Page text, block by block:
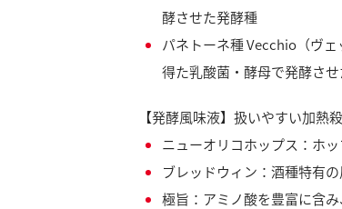
酵させた発酵種
パネトーネ種 Vecchio（ヴ
得た乳酸菌・酵母で発酵さ
【発酵風味液】扱いやすい加熱
ニューオリコホップス：ホ
ブレッドウィン：酒種特有
極旨：アミノ酸を豊富に含